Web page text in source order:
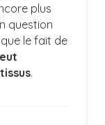
plus
question
le fait de
.